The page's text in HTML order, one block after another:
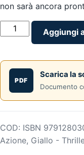
non sarà ancora
TEMPIO
OMBRE
Alessandro
Riccardi
quantità
Aggiungi
PDF
Scarica la
Documento
COD: ISBN
Azione, Giallo -